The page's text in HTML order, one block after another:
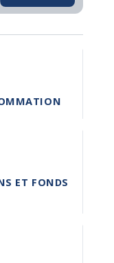
ET FONDS